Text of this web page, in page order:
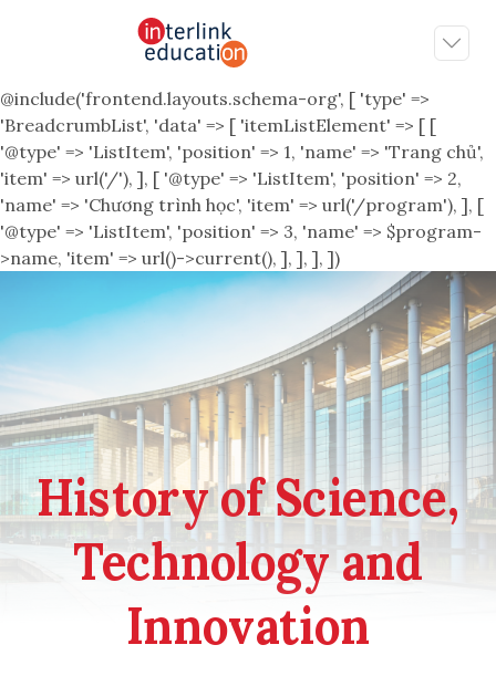
@include('frontend.layouts.schema-org', [ 'type' =>
'BreadcrumbList', 'data' => [ 'itemListElement' => [ [
'@type' => 'ListItem', 'position' => 1, 'name' => 'Trang chủ',
'item' => url('/'), ], [ '@type' => 'ListItem', 'position' => 2,
'name' => 'Chương trình học', 'item' => url('/program'), ], [
'@type' => 'ListItem', 'position' => 3, 'name' => $program-
>name, 'item' => url()->current(), ], ], ], ])
History of Science,
Technology and
Innovation